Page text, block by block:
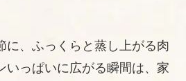
に、ふっくらと蒸し上がる肉
いっぱいに広がる瞬間は、家